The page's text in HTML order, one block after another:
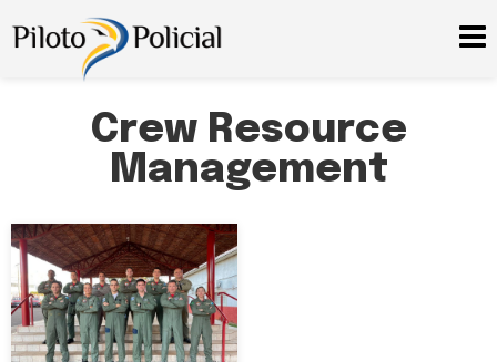
Crew Resource
Management